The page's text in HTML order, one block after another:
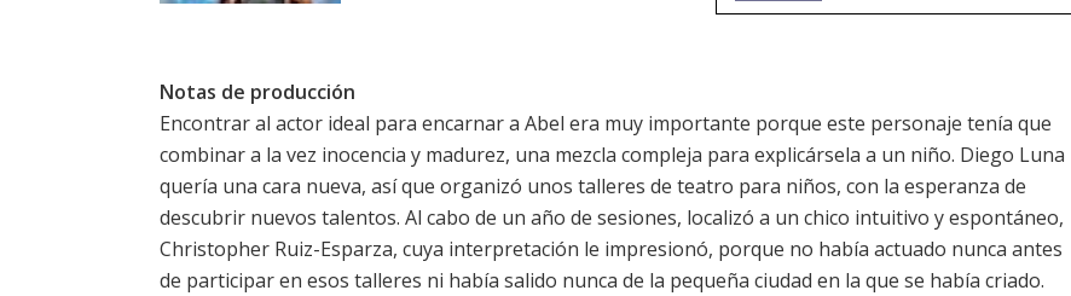
Notas de producción
Encontrar al actor ideal para encarnar a Abel era muy importante porque este personaje tenía que
combinar a la vez inocencia y madurez, una mezcla compleja para explicársela a un niño. Diego Luna
quería una cara nueva, así que organizó unos talleres de teatro para niños, con la esperanza de
descubrir nuevos talentos. Al cabo de un año de sesiones, localizó a un chico intuitivo y espontáneo,
Christopher Ruiz-Esparza, cuya interpretación le impresionó, porque no había actuado nunca antes
de participar en esos talleres ni había salido nunca de la pequeña ciudad en la que se había criado.